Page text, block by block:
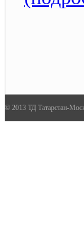
© 2013 ТД Татарстан-